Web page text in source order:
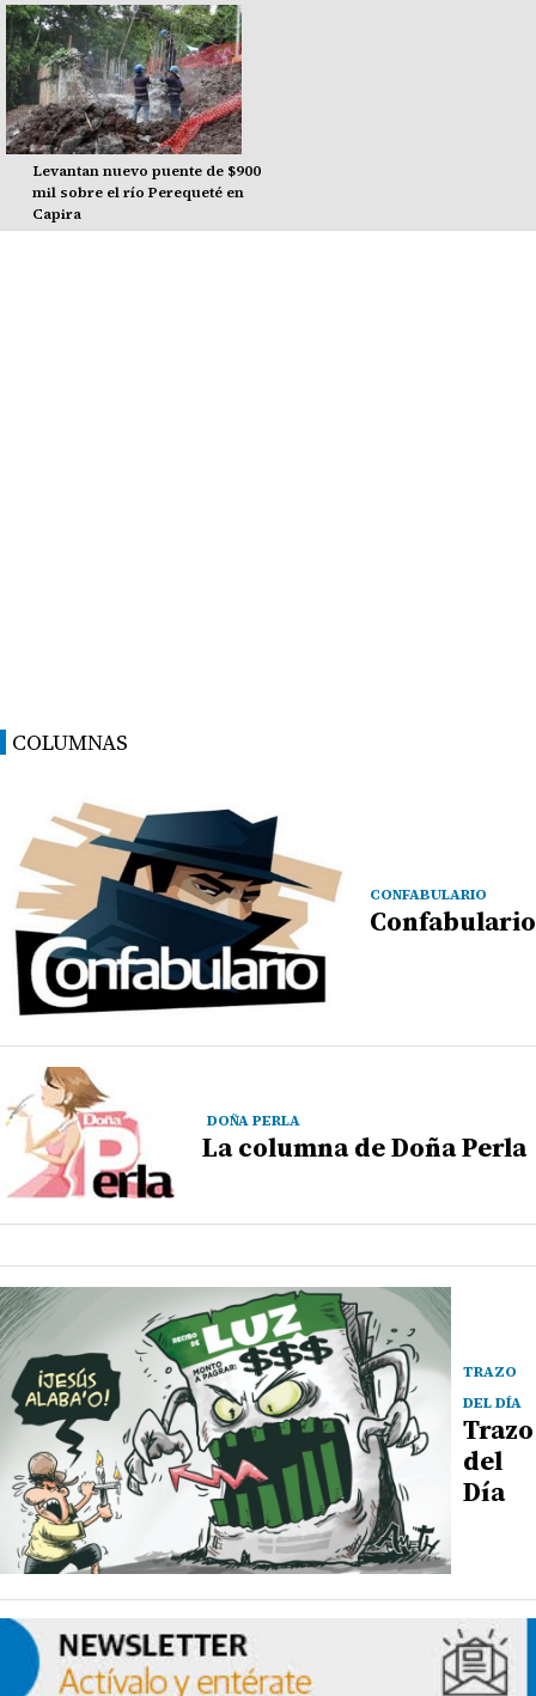
Levantan nuevo puente de $900
mil sobre el río Perequeté en
Capira
COLUMNAS
CONFABULARIO
Confabulario
DOÑA PERLA
La columna de Doña Perla
TRAZO
DEL DÍA
Trazo
del
Día